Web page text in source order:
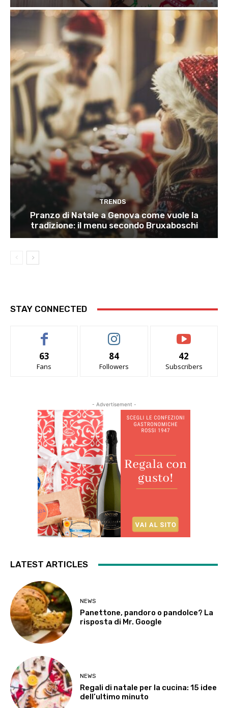
TRENDS
Pranzo di Natale a Genova come vuole la
tradizione: il menu secondo Bruxaboschi
STAY CONNECTED
63
Fans
84
Followers
42
Subscribers
- Advertisement -
LATEST ARTICLES
NEWS
Panettone, pandoro o pandolce? La
risposta di Mr. Google
NEWS
Regali di natale per la cucina: 15 idee
dell’ultimo minuto